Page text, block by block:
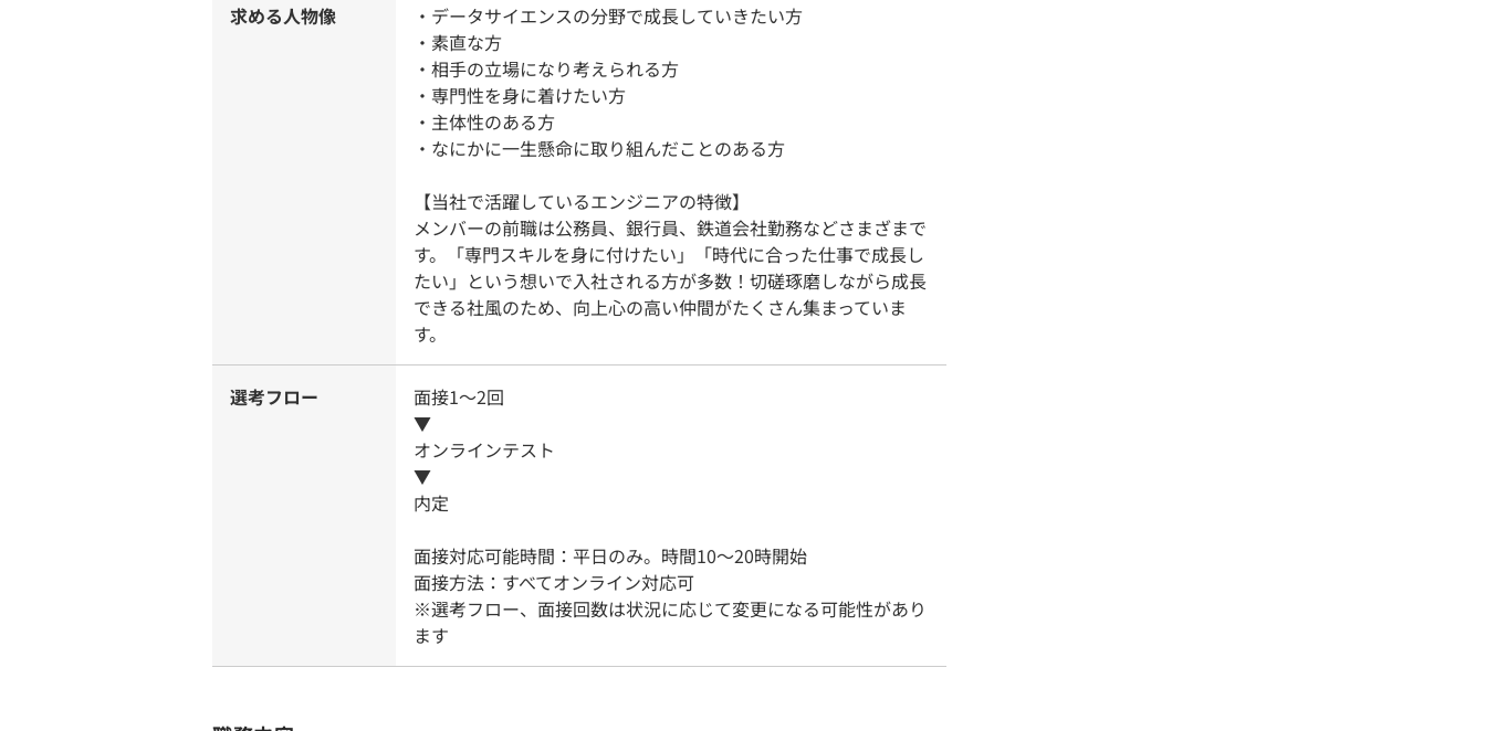
求める人物像
・データサイエンスの分野で成長していきたい方
・素直な方
・相手の立場になり考えられる方
・専門性を身に着けたい方
・主体性のある方
・なにかに一生懸命に取り組んだことのある方
【当社で活躍しているエンジニアの特徴】
メンバーの前職は公務員、銀行員、鉄道会社勤務などさまざまで
す。「専門スキルを身に付けたい」「時代に合った仕事で成長し
たい」という想いで入社される方が多数！切磋琢磨しながら成長
できる社風のため、向上心の高い仲間がたくさん集まっていま
す。
選考フロー
面接1～2回
▼
オンラインテスト
▼
内定
面接対応可能時間：平日のみ。時間10～20時開始
面接方法：すべてオンライン対応可
※選考フロー、面接回数は状況に応じて変更になる可能性があり
ます